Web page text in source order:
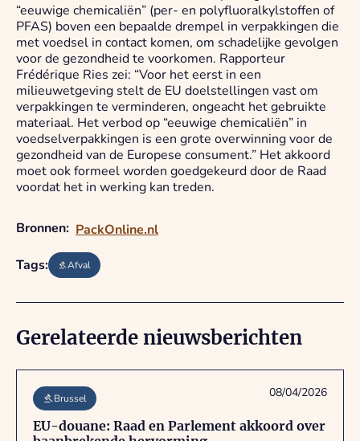
“eeuwige chemicaliën” (per- en polyfluoralkylstoffen of
PFAS) boven een bepaalde drempel in verpakkingen die
met voedsel in contact komen, om schadelijke gevolgen
voor de gezondheid te voorkomen. Rapporteur
Frédérique Ries zei: “Voor het eerst in een
milieuwetgeving stelt de EU doelstellingen vast om
verpakkingen te verminderen, ongeacht het gebruikte
materiaal. Het verbod op “eeuwige chemicaliën” in
voedselverpakkingen is een grote overwinning voor de
gezondheid van de Europese consument.” Het akkoord
moet ook formeel worden goedgekeurd door de Raad
voordat het in werking kan treden.
Bronnen: PackOnline.nl
Tags:
Afval
Gerelateerde nieuwsberichten
Brussel
EU-douane: Raad en Parlement akkoord over
08/04/2026